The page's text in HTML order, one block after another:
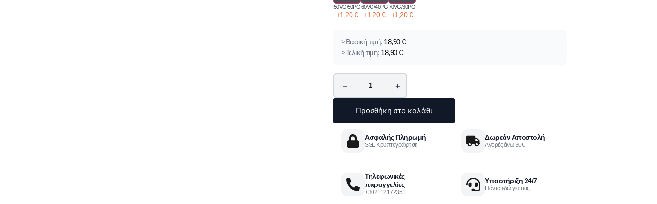
50VG/50PG
+1,20€
60VG/40PG
+1,20€
70VG/30PG
+1,20€
>Βασική τιμή: 18,90€
>Τελική τιμή: 18,90€
− +
Προσθήκη στο καλάθι
Ασφαλής Πληρωμή
SSL Κρυπτογράφηση
Δωρεάν Αποστολή
Αγορές άνω 30€
Τηλεφωνικές
παραγγελίες
+302112172351
Υποστήριξη 24/7
Πάντα εδώ για σας